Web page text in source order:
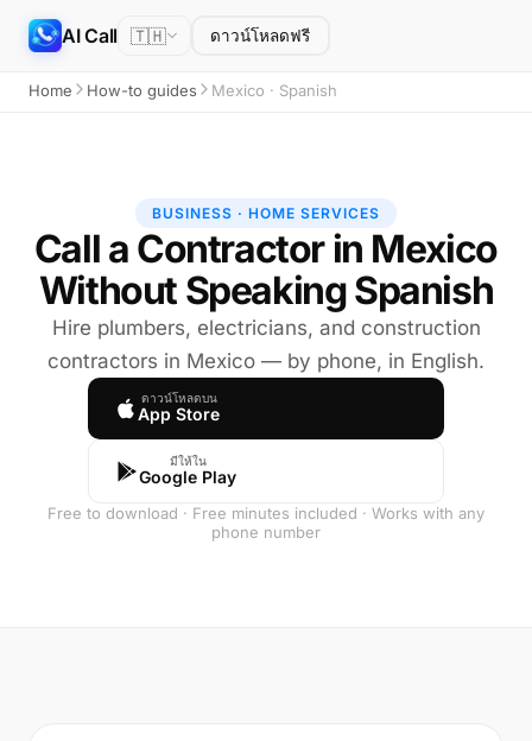
AI Call 🇹🇭 ดาวน์โหลดฟรี
Home How-to guides Mexico · Spanish
BUSINESS · HOME SERVICES
Call a Contractor in Mexico
Without Speaking Spanish
Hire plumbers, electricians, and construction
contractors in Mexico — by phone, in English.
ดาวน์โหลดบน
App Store
มีให้ใน
Google Play
Free to download · Free minutes included · Works with any
phone number